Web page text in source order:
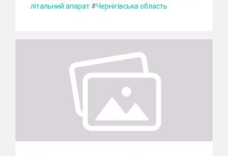
літальний апарат #Чернігівська область